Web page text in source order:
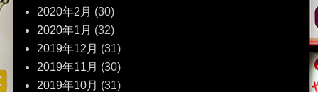
2020年2月 (30)
2020年1月 (32)
2019年12月 (31)
2019年11月 (30)
2019年10月 (31)